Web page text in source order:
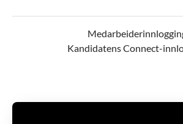
Kandidatens Connect-